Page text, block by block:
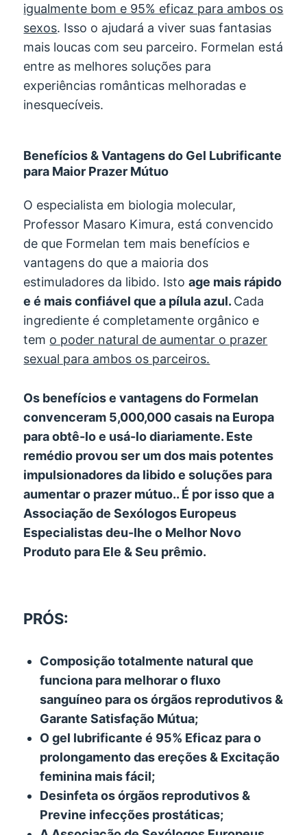
igualmente bom e 95% eficaz para ambos os
sexos. Isso o ajudará a viver suas fantasias
mais loucas com seu parceiro. Formelan está
entre as melhores soluções para
experiências românticas melhoradas e
inesquecíveis.
Benefícios & Vantagens do Gel Lubrificante
para Maior Prazer Mútuo
O especialista em biologia molecular,
Professor Masaro Kimura, está convencido
de que Formelan tem mais benefícios e
vantagens do que a maioria dos
estimuladores da libido. Istoage mais rápido
e é mais confiável que a pílula azul. Cada
ingrediente é completamente orgânico e
tem o poder natural de aumentar o prazer
sexual para ambos os parceiros.
Os benefícios e vantagens do Formelan
convenceram 5,000,000 casais na Europa
para obtê-lo e usá-lo diariamente. Este
remédio provou ser um dos mais potentes
impulsionadores da libido e soluções para
aumentar o prazer mútuo.. É por isso que a
Associação de Sexólogos Europeus
Especialistas deu-lhe o Melhor Novo
Produto para Ele & Seu prêmio.
PRÓS:
Composição totalmente natural que
funciona para melhorar o fluxo
sanguíneo para os órgãos reprodutivos &
Garante Satisfação Mútua;
O gel lubrificante é 95% Eficaz para o
prolongamento das ereções & Excitação
feminina mais fácil;
Desinfeta os órgãos reprodutivos &
Previne infecções prostáticas;